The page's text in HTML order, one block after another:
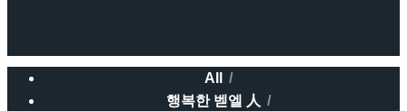
All
행복한 벧엘 人